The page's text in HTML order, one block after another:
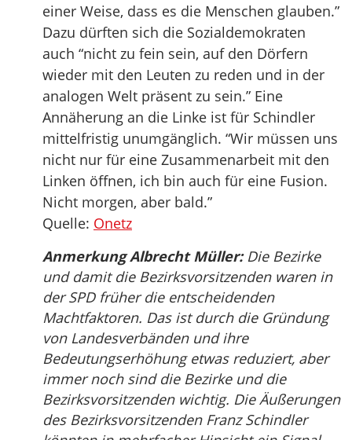
einer Weise, dass es die Menschen glauben.”
Dazu dürften sich die Sozialdemokraten
auch “nicht zu fein sein, auf den Dörfern
wieder mit den Leuten zu reden und in der
analogen Welt präsent zu sein.” Eine
Annäherung an die Linke ist für Schindler
mittelfristig unumgänglich. “Wir müssen uns
nicht nur für eine Zusammenarbeit mit den
Linken öffnen, ich bin auch für eine Fusion.
Nicht morgen, aber bald.”
Quelle: Onetz
Anmerkung Albrecht Müller:Die Bezirke
und damit die Bezirksvorsitzenden waren in
der SPD früher die entscheidenden
Machtfaktoren. Das ist durch die Gründung
von Landesverbänden und ihre
Bedeutungserhöhung etwas reduziert, aber
immer noch sind die Bezirke und die
Bezirksvorsitzenden wichtig. Die Äußerungen
des Bezirksvorsitzenden Franz Schindler